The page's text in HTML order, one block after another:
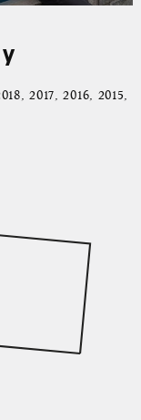
,2017,2016, 2015,